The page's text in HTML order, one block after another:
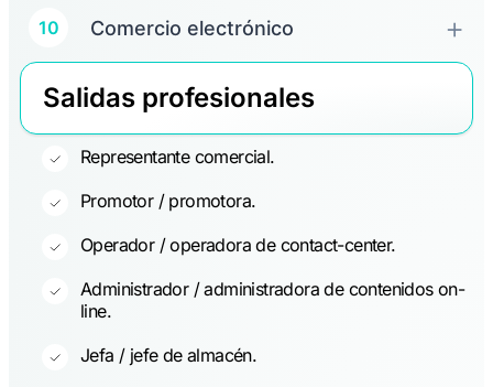
10 Comercio electrónico
Salidas profesionales
Representante comercial.
Promotor / promotora.
Operador / operadora de contact-center.
Administrador / administradora de contenidos on-
line.
Jefa / jefe de almacén.